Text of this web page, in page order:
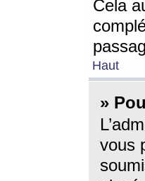
Cela
Haut
»
vous